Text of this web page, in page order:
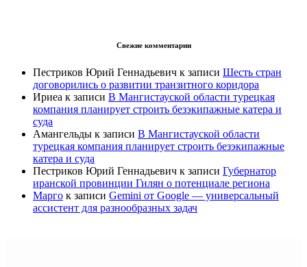
Свежие комментарии
Пестриков Юрий Геннадьевич к записи Шесть стран
договорились о развитии транзитного коридора
Ириеа к записи В Мангистауской области турецкая
компания планирует строить безэкипажные катера и
суда
Амангельды к записи В Мангистауской области
турецкая компания планирует строить безэкипажные
катера и суда
Пестриков Юрий Геннадьевич к записи Губернатор
иранской провинции Гилян о потенциале региона
Марго к записи Gemini от Google — универсальный
ассистент для разнообразных задач